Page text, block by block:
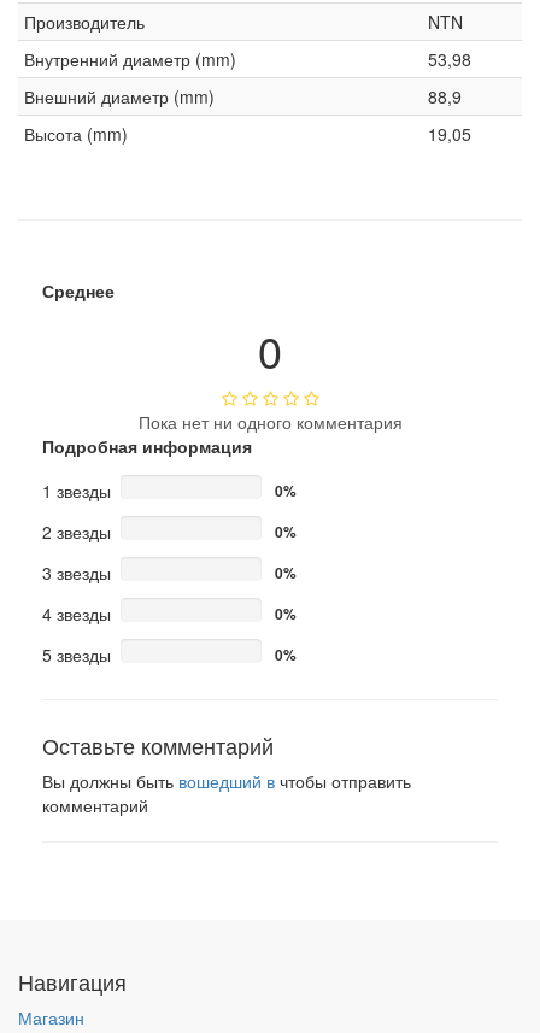
Производитель
NTN
Внутренний диаметр (mm)
53,98
Внешний диаметр (mm)
88,9
Высота (mm)
19,05
Среднее
0
Пока нет ни одного комментария
Подробная информация
1 звезды
0%
2 звезды 0%
3 звезды 0%
4 звезды 0%
5 звезды 0%
Оставьте комментарий
Вы должны быть вошедший в чтобы отправить
комментарий
Навигация
Магазин